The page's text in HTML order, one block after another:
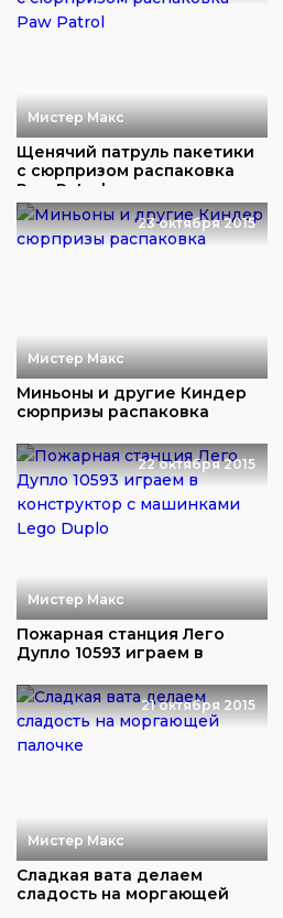
Мистер Макс
Щенячий патруль пакетики
с сюрпризом распаковка
Paw Patrol
23 октября 2015
Мистер Макс
Миньоны и другие Киндер
сюрпризы распаковка
22 октября 2015
Мистер Макс
Пожарная станция Лего
Дупло 10593 играем в
21 октября 2015
Мистер Макс
Сладкая вата делаем
сладость на моргающей